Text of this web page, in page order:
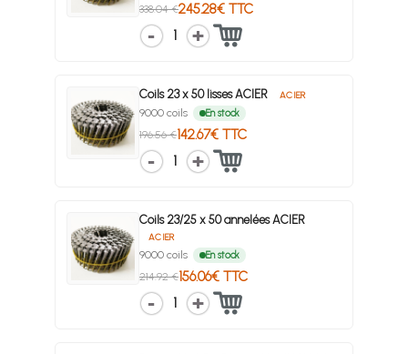
338.04 €245.28€ TTC
1
Coils 23 x 50 lisses ACIER ACIER
9000 coils En stock
196.56 €142.67€ TTC
1
Coils 23/25 x 50 annelées ACIER
ACIER
9000 coils En stock
214.92 €156.06€ TTC
1